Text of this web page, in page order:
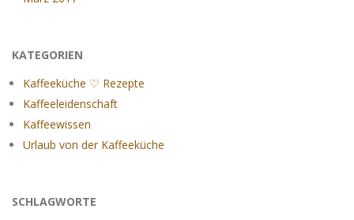
KATEGORIEN
Kaffeeküche ♡ Rezepte
Kaffeeleidenschaft
Kaffeewissen
Urlaub von der Kaffeeküche
SCHLAGWORTE